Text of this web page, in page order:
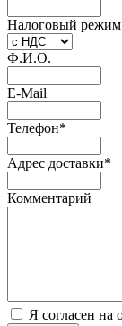
Налоговый режим
Ф.И.О.
E-Mail
Телефон*
Адрес доставки*
Комментарий
Я согласен на